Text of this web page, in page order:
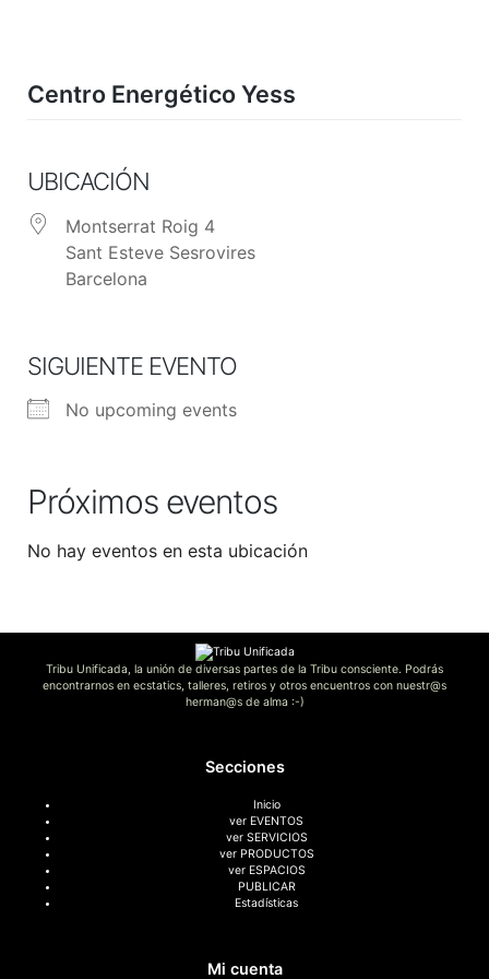
Centro Energético Yess
UBICACIÓN
Montserrat Roig 4
Sant Esteve Sesrovires
Barcelona
SIGUIENTE EVENTO
No upcoming events
Próximos eventos
No hay eventos en esta ubicación
Tribu Unificada, la unión de diversas partes de la Tribu consciente. Podrás
encontrarnos en ecstatics, talleres, retiros y otros encuentros con nuestr@s
herman@s de alma :-)
Secciones
Inicio
ver EVENTOS
ver SERVICIOS
ver PRODUCTOS
ver ESPACIOS
PUBLICAR
Estadísticas
Mi cuenta